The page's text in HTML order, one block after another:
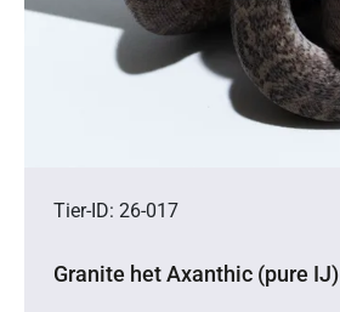
Tier-ID: 26-017
Granite het Axanthic (pure IJ)